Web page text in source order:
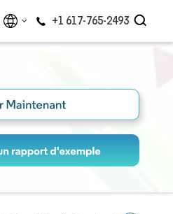
+1 617-765-2493